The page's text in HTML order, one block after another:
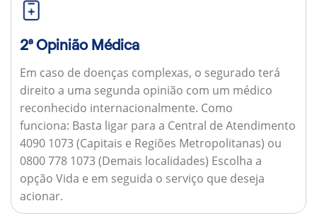
2ª Opinião Médica
Em caso de doenças complexas, o segurado terá
direito a uma segunda opinião com um médico
reconhecido internacionalmente. Como
funciona: Basta ligar para a Central de Atendimento
4090 1073 (Capitais e Regiões Metropolitanas) ou
0800 778 1073 (Demais localidades) Escolha a
opção Vida e em seguida o serviço que deseja
acionar.